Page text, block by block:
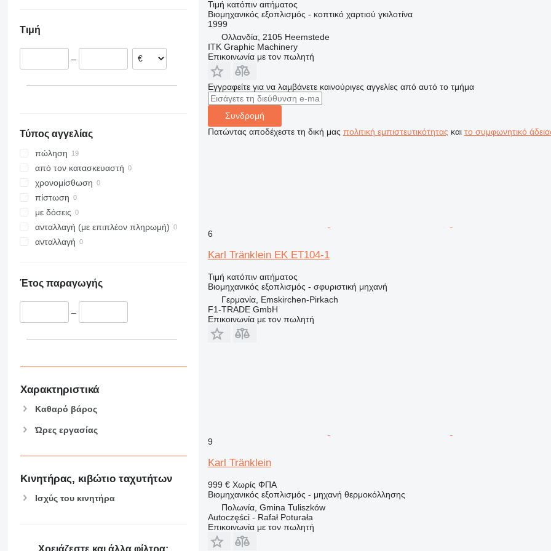
Τιμή
–
Τύπος αγγελίας
πώληση
από τον κατασκευαστή
χρονομίσθωση
πίστωση
με δόσεις
ανταλλαγή (με επιπλέον πληρωμή)
ανταλλαγή
Έτος παραγωγής
–
Χαρακτηριστικά
Καθαρό βάρος
Ώρες εργασίας
Κινητήρας, κιβώτιο ταχυτήτων
Ισχύς του κινητήρα
Τιμή κατόπιν αιτήματος
Βιομηχανικός εξοπλισμός - κοπτικό χαρτιού γκιλοτίνα
1999
Ολλανδία, 2105 Heemstede
ITK Graphic Machinery
Επικοινωνία με τον πωλητή
Εγγραφείτε για να λαμβάνετε καινούριγες αγγελίες από αυτό το τμήμα
Συνδρομή
Πατώντας αποδέχεστε τη δική μας πολιτική εμπιστευτικότητας και το συμφωνητικό
6
Karl Tränklein EK ET104-1
Τιμή κατόπιν αιτήματος
Βιομηχανικός εξοπλισμός - σφυριστική μηχανή
Γερμανία, Emskirchen-Pirkach
F1-TRADE GmbH
Επικοινωνία με τον πωλητή
9
Karl Tränklein
999 € Χωρίς ΦΠΑ
Βιομηχανικός εξοπλισμός - μηχανή θερμοκόλλησης
Πολωνία, Gmina Tuliszków
Autoczęści - Rafał Poturała
Επικοινωνία με τον πωλητή